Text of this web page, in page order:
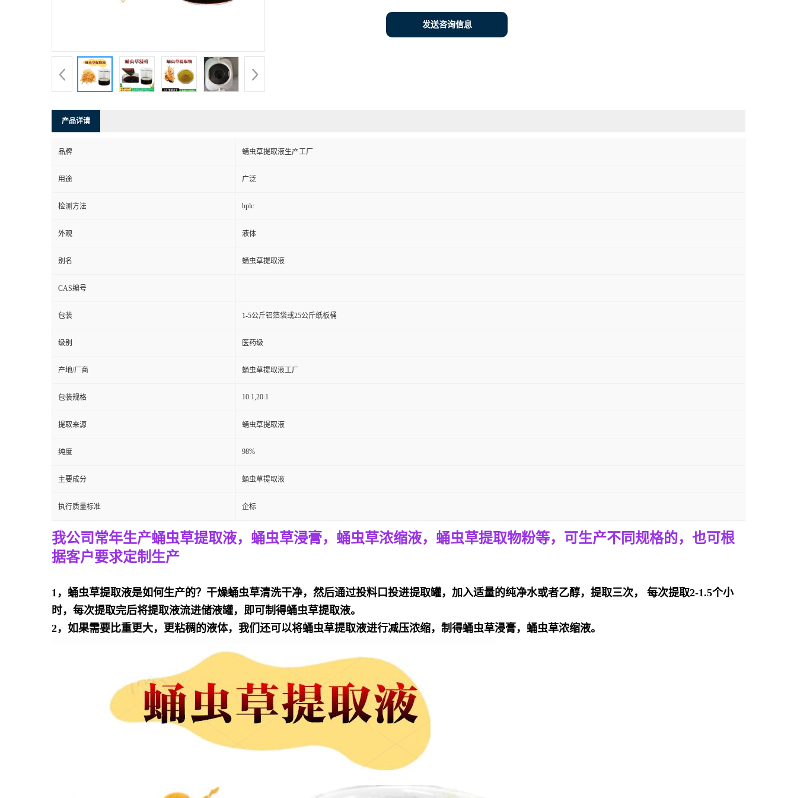
发送咨询信息
产品详请
品牌 蛹虫草提取液生产工厂
用途 广泛
检测方法 hplc
外观 液体
别名 蛹虫草提取液
CAS编号
包装 1-5公斤铝箔袋或25公斤纸板桶
级别 医药级
产地/厂商 蛹虫草提取液工厂
包装规格 10:1,20:1
提取来源 蛹虫草提取液
纯度 98%
主要成分 蛹虫草提取液
执行质量标准 企标
我公司常年生产蛹虫草提取液，蛹虫草浸膏，蛹虫草浓缩液，蛹虫草提取物粉等，可生产不同规格的，也可根
据客户要求定制生产
1，蛹虫草提取液是如何生产的？ 干燥蛹虫草清洗干净，然后通过投料口投进提取罐，加入适量的纯净水或者乙醇，提取三次， 每次提取2-1.5个小
时，每次提取完后将提取液流进储液罐，即可制得蛹虫草提取液。
2， 如果需要比重更大，更粘稠的液体，我们还可以将蛹虫草提取液进行减压浓缩，制得蛹虫草浸膏，蛹虫草浓缩液。